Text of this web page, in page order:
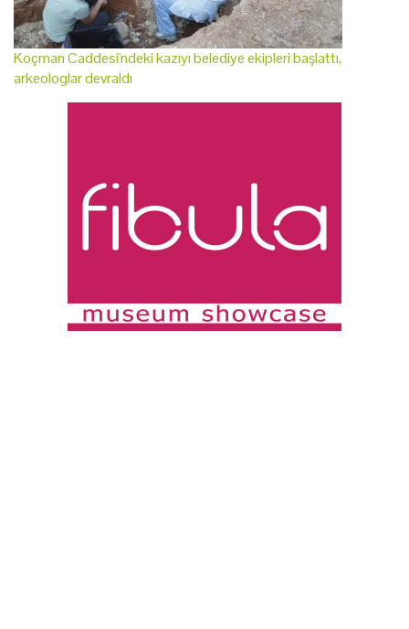
Koçman Caddesi'ndeki kazıyı belediye ekipleri başlattı,
arkeologlar devraldı